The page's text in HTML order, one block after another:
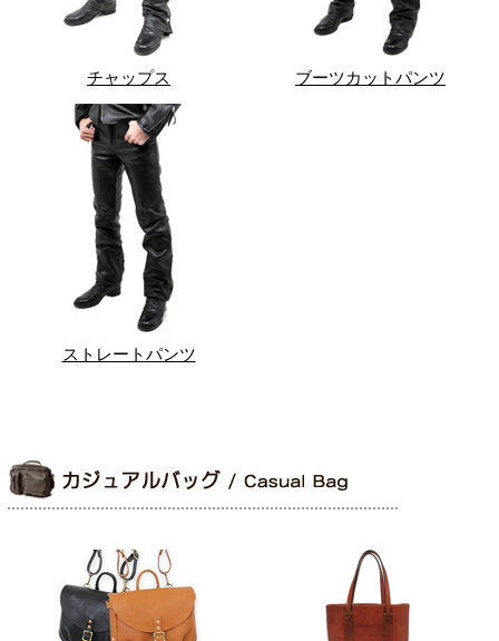
チャップス ブーツカットパンツ
ストレートパンツ